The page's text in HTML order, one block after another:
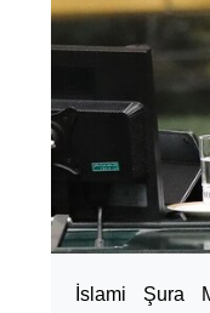
İslami Şura